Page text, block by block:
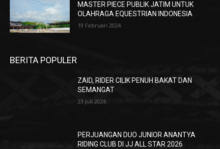
MASTER PIECE PUBLIK JATIM UNTUK
OLAHRAGA EQUESTRIAN INDONESIA
19 Februari 2024
BERITA POPULER
ZAID, RIDER CILIK PENUH BAKAT DAN
SEMANGAT
23 Juli 2026
PERJUANGAN DUO JUNIOR ANANTYA
RIDING CLUB DI JJ ALL STAR 2026